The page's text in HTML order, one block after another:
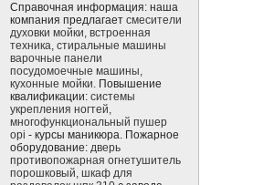
Справочная информация: наша
компания предлагает смесители
духовки мойки, встроенная
техника, стиральные машины
варочные панели
посудомоечные машины,
кухонные мойки.Повышение
квалификации: системы
укрепления ногтей,
многофункциональный пушер
opi - курсы маникюра. Пожарное
оборудование: дверь
противопожарная огнетушитель
порошковый, шкаф для